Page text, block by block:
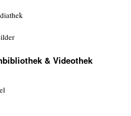
& Videothek